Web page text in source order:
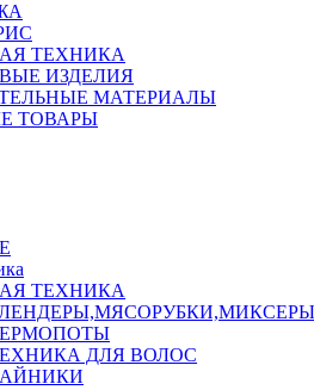
ТЕХНИКА
ИЗДЕЛИЯ
МАТЕРИАЛЫ
ТОВАРЫ
ТЕХНИКА
ДЛЯ ВОЛОС